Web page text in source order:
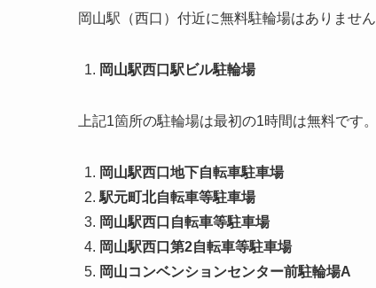
岡山駅（西口）付近に無料駐輪場はありません
岡山駅西口駅ビル駐輪場
上記1箇所の駐輪場は最初の1時間は無料です。
岡山駅西口地下自転車駐車場
駅元町北自転車等駐車場
岡山駅西口自転車等駐車場
岡山駅西口第2自転車等駐車場
岡山コンベンションセンター前駐輪場A